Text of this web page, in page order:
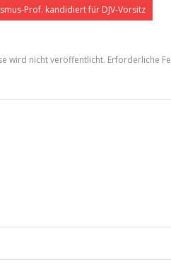
Prof. kandidiert für DJV-Vorsitz
wird nicht veröffentlicht. Erforderliche